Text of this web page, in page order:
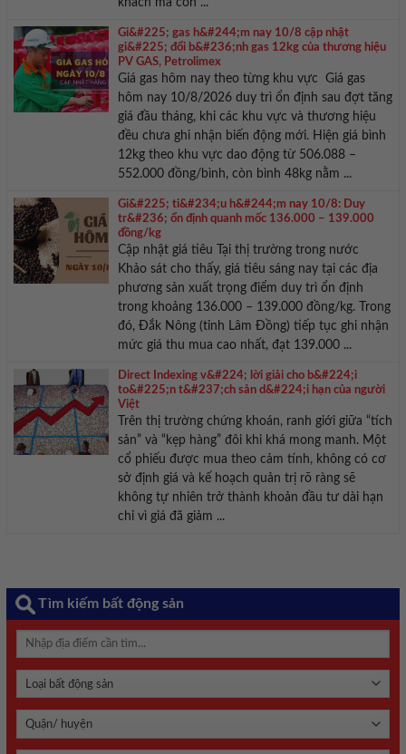
Gi&#225; gas h&#244;m nay 10/8 cập nhật
gi&#225; đổi b&#236;nh gas 12kg của thương hiệu
PV GAS, Petrolimex
Giá gas hôm nay theo từng khu vực Giá gas
hôm nay 10/8/2026 duy trì ổn định sau đợt tăng
giá đầu tháng, khi các khu vực và thương hiệu
đều chưa ghi nhận biến động mới. Hiện giá bình
12kg theo khu vực dao động từ 506.088 –
552.000 đồng/bình, còn bình 48kg nằm ...
Gi&#225; ti&#234;u h&#244;m nay 10/8: Duy
tr&#236; ổn định quanh mốc 136.000 – 139.000
đồng/kg
Cập nhật giá tiêu Tại thị trường trong nước
Khảo sát cho thấy, giá tiêu sáng nay tại các địa
phương sản xuất trọng điểm duy trì ổn định
trong khoảng 136.000 – 139.000 đồng/kg. Trong
đó, Đắk Nông (tỉnh Lâm Đồng) tiếp tục ghi nhận
mức giá thu mua cao nhất, đạt 139.000 ...
Direct Indexing v&#224; lời giải cho b&#224;i
to&#225;n t&#237;ch sản d&#224;i hạn của người
Việt
Trên thị trường chứng khoán, ranh giới giữa “tích
sản” và “kẹp hàng” đôi khi khá mong manh. Một
cổ phiếu được mua theo cảm tính, không có cơ
sở định giá và kế hoạch quản trị rõ ràng sẽ
không tự nhiên trở thành khoản đầu tư dài hạn
chỉ vì giá đã giảm ...
Tìm kiếm bất động sản